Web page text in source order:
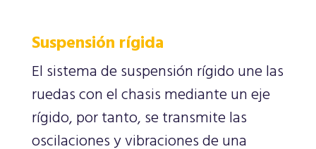
Suspensión rígida
El sistema de suspensión rígido une las
ruedas con el chasis mediante un eje
rígido, por tanto, se transmite las
oscilaciones y vibraciones de una